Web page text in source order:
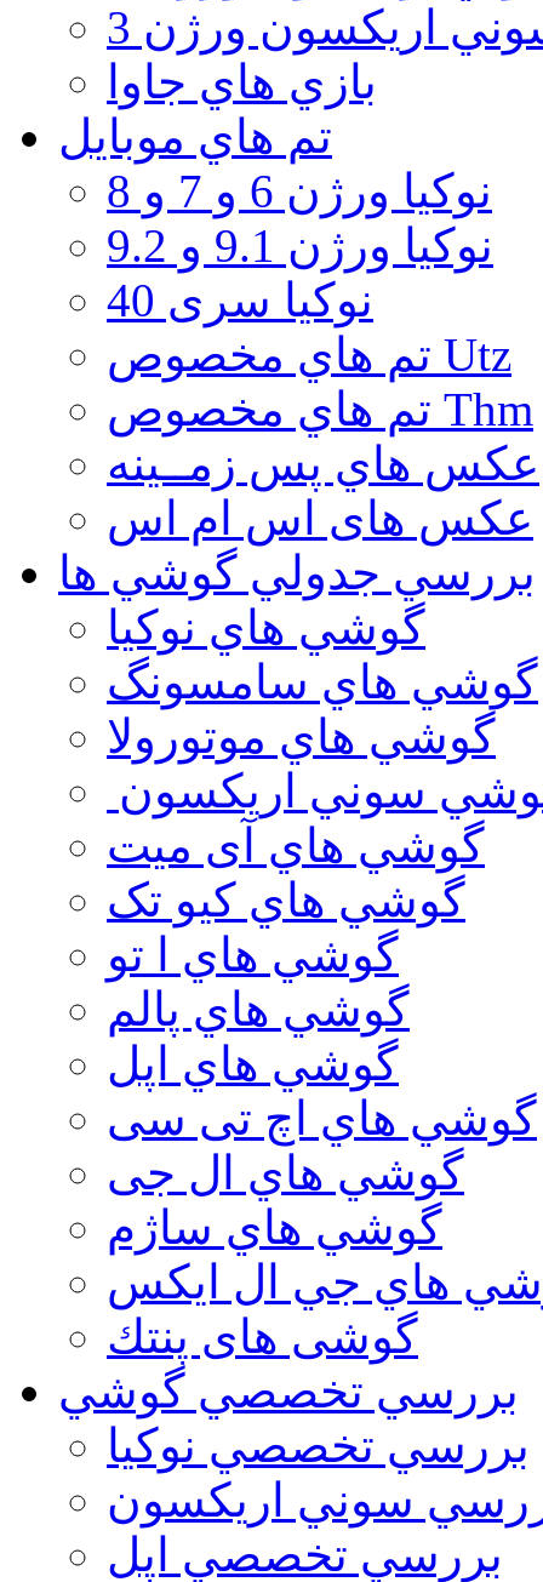
اريكسون ورژن 3
بازي هاي جاوا
تم هاي موبايل
نوكيا ورژن 6 و 7 و 8
نوكيا ورژن 9.1 و 9.2
نوکیا سری 40
تم هاي مخصوص Utz
تم هاي مخصوص Thm
عكس هاي پس زمــينه
عكس های اس ام اس
بررسي جدولي گوشي ها
گوشي هاي نوكيا
گوشي هاي سامسونگ
گوشي هاي موتورولا
سوني اريكسون
گوشي هاي آی میت
گوشي هاي کیو تک
گوشي هاي ا تو
گوشي هاي پالم
گوشي هاي اپل
گوشي هاي اچ تی سی
گوشي هاي ال جی
گوشي هاي ساژم
هاي جي ال ايكس
گوشی های پنتك
بررسي تخصصي گوشي
بررسي تخصصي نوكيا
سوني اريكسون
بررسي تخصصي اپل